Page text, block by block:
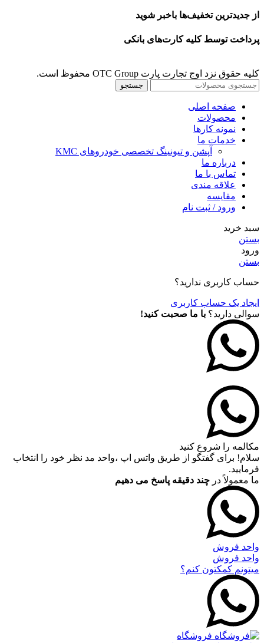
از جدیدترین تخفیف‌ها باخبر شوید
پرداخت توسط کلیه کارت‌های بانکی
کلیه حقوق نزد اوج تجارت پارت OTC Group محفوظ است.
جستجو
صفحه اصلی
محصولات
نمونه کارها
خدمات ما
آپشن و تیونینگ تخصصی خودروهای KMC
درباره ما
تماس با ما
علاقه مندی
مقايسه
ورود / ثبت نام
سبد خرید
بستن
ورود
بستن
حساب کاربری ندارید؟
ایجاد یک حساب کاربری
سوالی دارید؟ با ما صحبت کنید!
مکالمه را شروع کنید
سلام! برای گفتگو از طریق واتس اپ ،واحد مد نظر خود را انتخاب
فرمایید.
ما معمولاً در چند دقیقه پاسخ می دهیم
واحد فروش
واحد فروش
میتونم کمکتون کنم؟
فروشگاه